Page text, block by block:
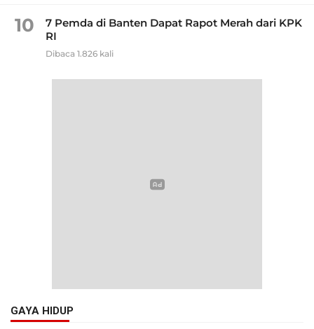
10
7 Pemda di Banten Dapat Rapot Merah dari KPK
RI
Dibaca 1.826 kali
GAYA HIDUP